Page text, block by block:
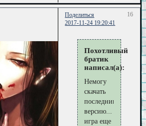
Поделиться
16
2017-11-24 19:20:41
Похотливый
братик
написал(а):
Немогу
скачать
последнию
версию...
игра еще